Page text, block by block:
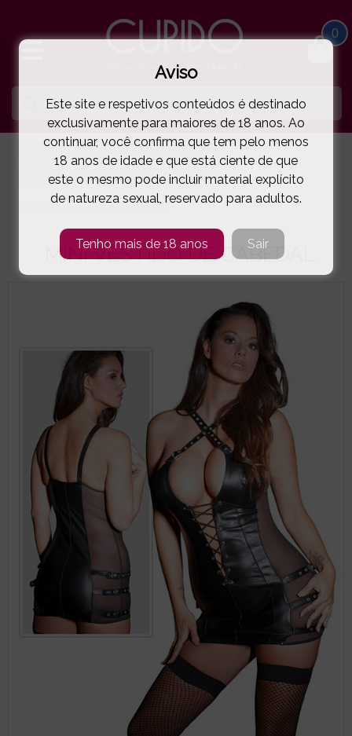
0
LINGERIE E ROUPA MULHER
FETICHE | VINYL | LÁTEX | PELE ZADO
MINI VESTIDO DE CABEDAL
Aviso
Este site e respetivos conteúdos é destinado
exclusivamente para maiores de 18 anos. Ao
continuar, você confirma que tem pelo menos
18 anos de idade e que está ciente de que
este o mesmo pode incluir material explícito
de natureza sexual, reservado para adultos.
Tenho mais de 18 anos Sair